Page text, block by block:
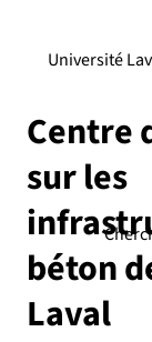
Centre
sur les
béton
Laval
Université